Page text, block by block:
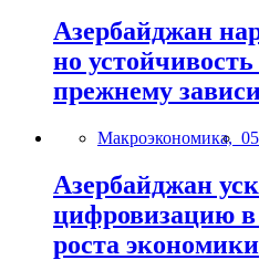
Азербайджан
но
прежнему
Макроэкономика,
Азербайджан
цифровизацию в
роста экономики